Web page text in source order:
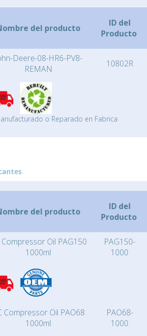
del producto
ID del
Producto
Deere-08-HR6-PV8-
REMAN
10802R
o Reparado en Fabrica
del producto
ID del
Producto
Compressor Oil PAG150
1000ml
PAG150-
1000
Compressor Oil PAO68
1000ml
PAO68-
1000